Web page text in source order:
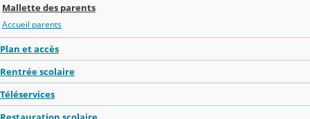
Mallette des parents
Accueil parents
Plan et accès
Rentrée scolaire
Téléservices